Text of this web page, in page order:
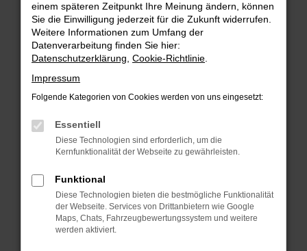
Fehler: Network Error
Beim Laden ist ein Fehler aufgetreten.
Hier sind ein paar Tipps, die dir helfen können:
Überprüfe deine Firewall und deine
Laden andere Webseiten, zum Beispiel
deine Suchmaschine?
Manche Erweiterungen, wie Werbeblocker,
können das Laden bestimmter Seiten
verhindern. Funktioniert die Seite in einem
anderen Browser oder in einem privaten
einem späteren Zeitpunkt Ihre Meinung ändern, können
Sie die Einwilligung jederzeit für die Zukunft widerrufen.
Weitere Informationen zum Umfang der
Datenverarbeitung finden Sie hier:
Datenschutzerklärung Cookie-Richtlinie
Impressum
Folgende Kategorien von Cookies werden von uns eingesetzt:
Essentiell
Diese Technologien sind erforderlich, um die
Kernfunktionalität der Webseite zu gewährleisten.
Funktional
Diese Technologien bieten die bestmögliche Funktionalität
der Webseite. Services von Drittanbietern wie Google
Maps, Chats, Fahrzeugbewertungssystem und weitere
werden aktiviert.